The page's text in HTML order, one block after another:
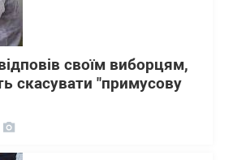
своїм виборцям,
скасувати "примусову